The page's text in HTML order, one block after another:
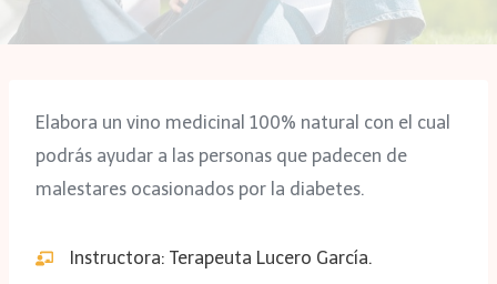
Elabora un vino medicinal 100% natural con el cual
podrás ayudar a las personas que padecen de
malestares ocasionados por la diabetes.
Instructora: Terapeuta Lucero García.